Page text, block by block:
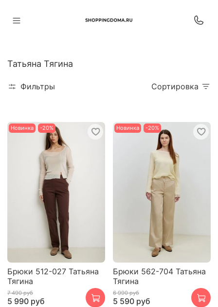
Татьяна Тягина
Фильтры Сортировка
Новинка -20%
Брюки 512-027 Татьяна
Тягина
7 490 руб
5 990 руб
Новинка -20%
Брюки 562-704 Татьяна
Тягина
6 990 руб
5 590 руб